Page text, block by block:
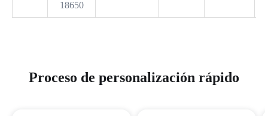
18650
Proceso de personalización rápido